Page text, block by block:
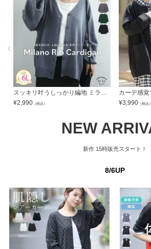
スッキリ叶うしっかり編地 ミラノリブ カーディガン | 大きいサイズの通販ならハッピーマリリン
¥2,990 （税込）
¥3,990 （税込）
NEW
新作 15時販売スタート！
8/6UP